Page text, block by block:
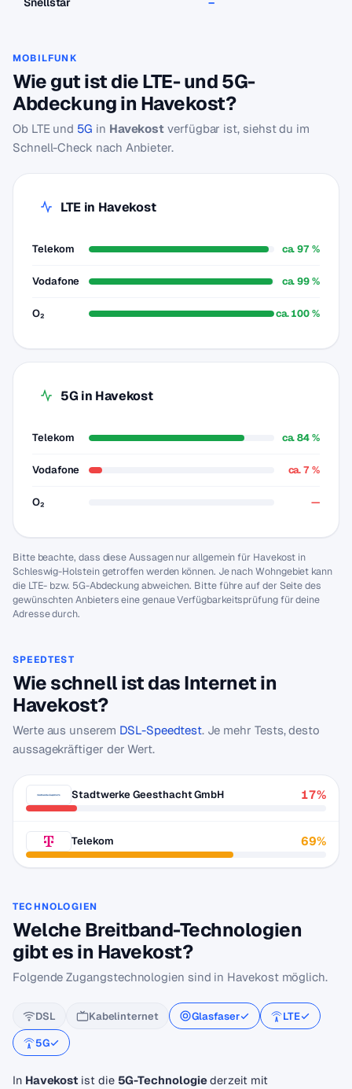
MOBILFUNK
Wie gut ist die LTE- und 5G-
Abdeckung in Havekost?
Ob LTE und 5G in Havekost verfügbar ist, siehst du im
Schnell-Check nach Anbieter.
LTE in Havekost
Telekom ca. 97 %
Vodafone ca. 99 %
O₂ ca. 100 %
5G in Havekost
Telekom ca. 84 %
Vodafone ca. 7 %
O₂ —
Bitte beachte, dass diese Aussagen nur allgemein für Havekost in
Schleswig-Holstein getroffen werden können. Je nach Wohngebiet kann
die LTE- bzw. 5G-Abdeckung abweichen. Bitte führe auf der Seite des
gewünschten Anbieters eine genaue Verfügbarkeitsprüfung für deine
Adresse durch.
SPEEDTEST
Wie schnell ist das Internet in
Havekost?
Werte aus unserem DSL-Speedtest. Je mehr Tests, desto
aussagekräftiger der Wert.
Stadtwerke Geesthacht GmbH 17%
Telekom 69%
TECHNOLOGIEN
Welche Breitband-Technologien
gibt es in Havekost?
Folgende Zugangstechnologien sind in Havekost möglich.
DSL Kabelinternet Glasfaser
LTE
5G
In Havekost ist die 5G-Technologiederzeit mit